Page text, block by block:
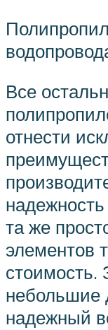
Все
отнести
та же
элементов
стоимость.
небольшие
надежный